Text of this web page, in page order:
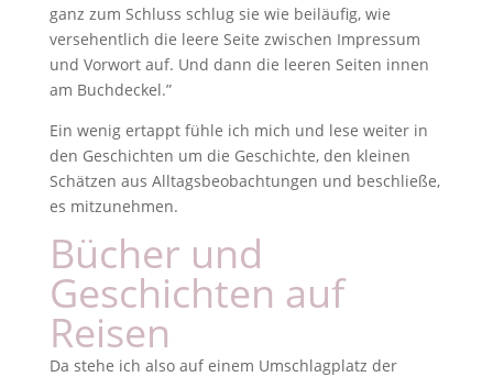
ganz zum Schluss schlug sie wie beiläufig, wie
versehentlich die leere Seite zwischen Impressum
und Vorwort auf. Und dann die leeren Seiten innen
am Buchdeckel.”
Ein wenig ertappt fühle ich mich und lese weiter in
den Geschichten um die Geschichte, den kleinen
Schätzen aus Alltagsbeobachtungen und beschließe,
es mitzunehmen.
Bücher und
Geschichten auf
Reisen
Da stehe ich also auf einem Umschlagplatz der